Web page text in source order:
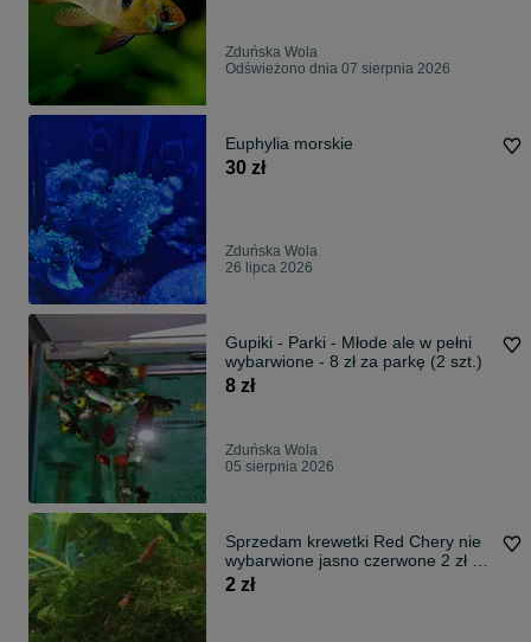
Zduńska Wola
Odświeżono dnia 07 sierpnia 2026
Euphylia morskie
30 zł
Zduńska Wola
26 lipca 2026
Gupiki - Parki - Młode ale w pełni
wybarwione - 8 zł za parkę (2 szt.)
8 zł
Zduńska Wola
05 sierpnia 2026
Sprzedam krewetki Red Chery nie
wybarwione jasno czerwone 2 zł za
1 szt
2 zł